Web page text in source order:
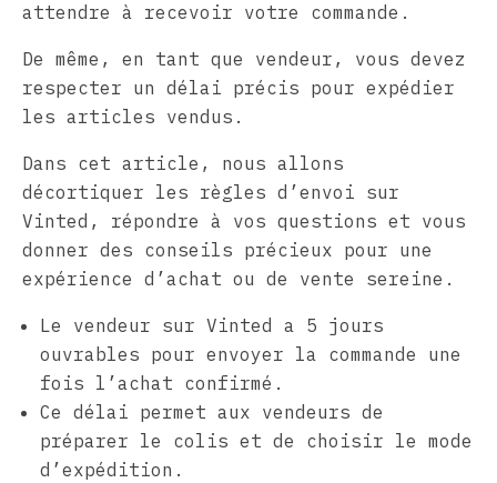
attendre à recevoir votre commande.
De même, en tant que vendeur, vous devez
respecter un délai précis pour expédier
les articles vendus.
Dans cet article, nous allons
décortiquer les règles d’envoi sur
Vinted, répondre à vos questions et vous
donner des conseils précieux pour une
expérience d’achat ou de vente sereine.
Le vendeur sur Vinted a 5 jours
ouvrables pour envoyer la commande une
fois l’achat confirmé.
Ce délai permet aux vendeurs de
préparer le colis et de choisir le mode
d’expédition.